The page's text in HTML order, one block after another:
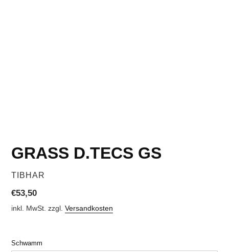
GRASS D.TECS GS
VERKÄUFER
TIBHAR
Normaler
Preis
€53,50
inkl. MwSt. zzgl. Versandkosten
Schwamm